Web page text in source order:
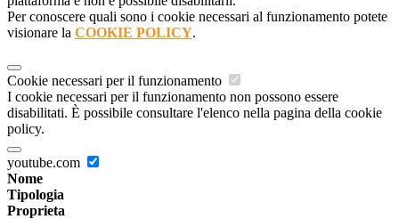
Per conoscere quali sono i cookie necessari al funzionamento potete
visionare la COOKIE POLICY.
Cookie necessari per il funzionamento
I cookie necessari per il funzionamento non possono essere
disabilitati. È possibile consultare l'elenco nella pagina della cookie
policy.
youtube.com
Nome
Tipologia
Proprieta